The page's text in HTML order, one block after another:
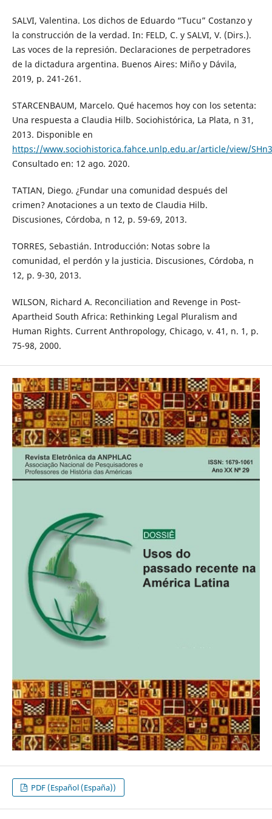
SALVI, Valentina. Los dichos de Eduardo “Tucu” Costanzo y
la construcción de la verdad. In: FELD, C. y SALVI, V. (Dirs.).
Las voces de la represión. Declaraciones de perpetradores
de la dictadura argentina. Buenos Aires: Miño y Dávila,
2019, p. 241-261.
STARCENBAUM, Marcelo. Qué hacemos hoy con los setenta:
Una respuesta a Claudia Hilb. Sociohistórica, La Plata, n 31,
2013. Disponible en
https://www.sociohistorica.fahce.unlp.edu.ar/article/view/
Consultado en: 12 ago. 2020.
TATIAN, Diego. ¿Fundar una comunidad después del
crimen? Anotaciones a un texto de Claudia Hilb.
Discusiones, Córdoba, n 12, p. 59-69, 2013.
TORRES, Sebastián. Introducción: Notas sobre la
comunidad, el perdón y la justicia. Discusiones, Córdoba, n
12, p. 9-30, 2013.
WILSON, Richard A. Reconciliation and Revenge in Post‐
Apartheid South Africa: Rethinking Legal Pluralism and
Human Rights. Current Anthropology, Chicago, v. 41, n. 1, p.
75-98, 2000.
PDF (Español (España))